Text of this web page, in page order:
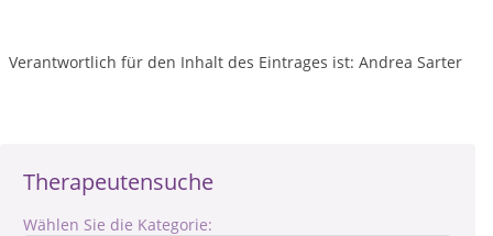
Therapeutensuche
Wählen Sie die Kategorie:
Verantwortlich für den Inhalt des Eintrages ist: Andrea Sarter